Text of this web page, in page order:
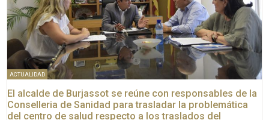
ACTUALIDAD
El alcalde de Burjassot se reúne con responsables de la
Conselleria de Sanidad para trasladar la problemática
del centro de salud respecto a los traslados del